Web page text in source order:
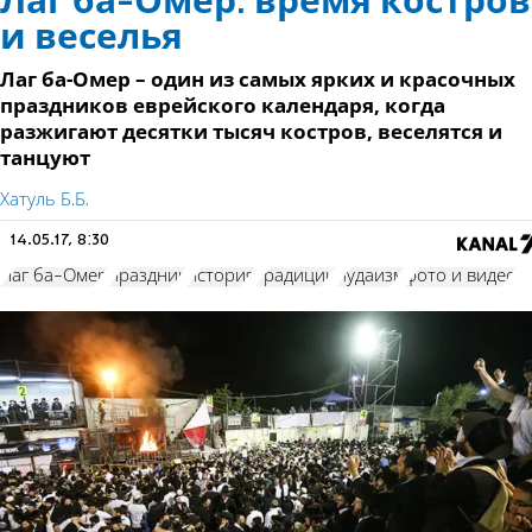
и веселья
Лаг ба-Омер – один из самых ярких и красочных
праздников еврейского календаря, когда
разжигают десятки тысяч костров, веселятся и
танцуют
Хатуль Б.Б.
14.05.17, 8:30
Лаг ба-Омер праздник история традиции иудаизм фото и видео